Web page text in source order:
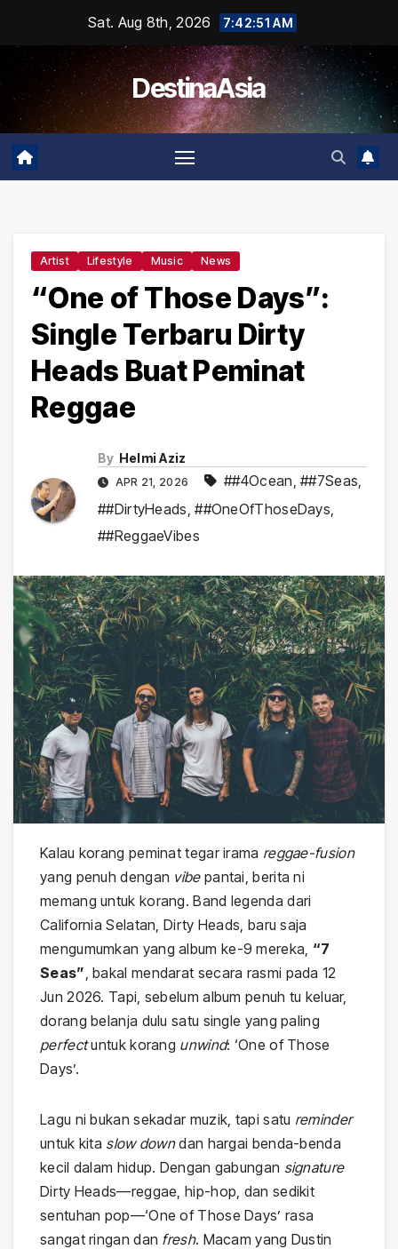
content
Sat. Aug 8th, 2026 7:42:51 AM
DestinaAsia
Artist Lifestyle Music News
“One of Those Days”:
Single Terbaru Dirty
Heads Buat Peminat
Reggae
By Helmi Aziz
APR 21, 2026 ##4Ocean,##7Seas,
##DirtyHeads,##OneOfThoseDays,
##ReggaeVibes
Kalau korang peminat tegar irama reggae-fusion
yang penuh dengan vibepantai, berita ni
memang untuk korang. Band legenda dari
California Selatan, Dirty Heads, baru saja
mengumumkan yang album ke-9 mereka, “7
Seas” , bakal mendarat secara rasmi pada 12
Jun 2026. Tapi, sebelum album penuh tu keluar,
dorang belanja dulu satu single yang paling
perfectuntuk korang unwind: ‘One of Those
Days’.
Lagu ni bukan sekadar muzik, tapi satu reminder
untuk kita slow downdan hargai benda-benda
kecil dalam hidup. Dengan gabungan signature
Dirty Heads—reggae, hip-hop, dan sedikit
sentuhan pop—‘One of Those Days’ rasa
sangat ringan dan fresh. Macam yang Dustin